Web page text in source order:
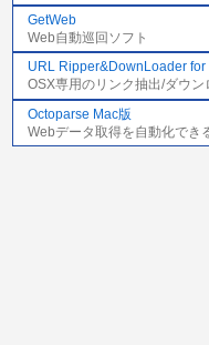
GetWeb
Web自動巡回ソフト
URL Ripper&DownLoader for
OSX専用のリンク抽出/ダウ
Octoparse Mac版
Webデータ取得を自動化でき